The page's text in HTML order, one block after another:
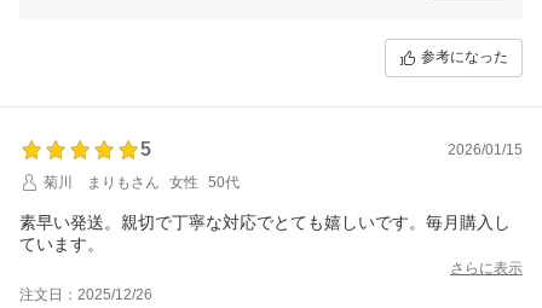
ありがとうございます。
【そ】お蕎麦研究会・そばけん満足店
参考になった
5
2026/01/15
菊川 まりもさん
女性 50代
素早い発送。親切で丁寧な対応でとても嬉しいです。毎月購入し
ています。
さらに表示
注文日：2025/12/26